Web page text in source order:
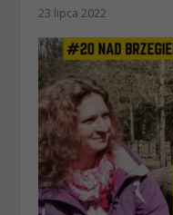
23 lipca 2022